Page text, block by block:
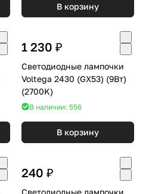
В корзину
1 230 ₽
Светодиодные лампочки
Voltega 2430 (GX53) (9Вт)
(2700K)
В наличии: 556
В корзину
240 ₽
Светодиодные лампочки